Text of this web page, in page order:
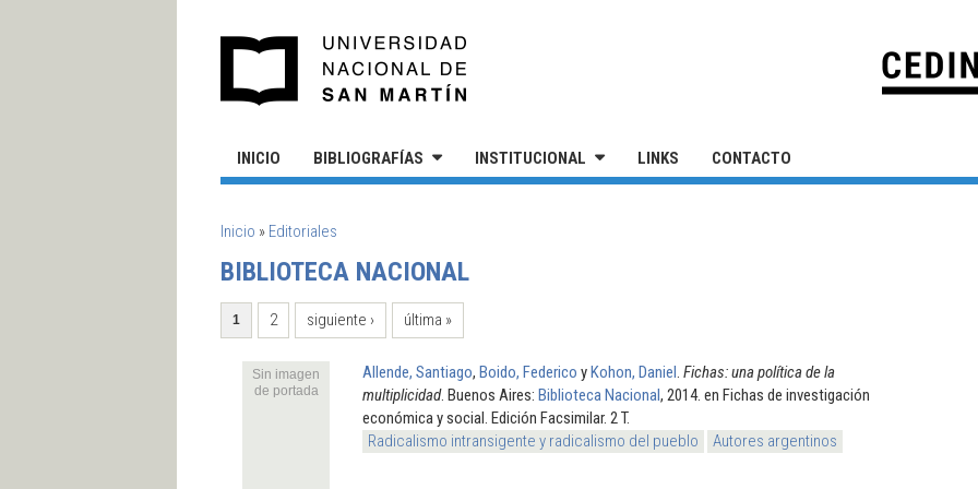
INICIO BIBLIOGRAFÍAS INSTITUCIONAL LINKS CONTACTO
SE ENCUENTRA USTED AQUÍ
Inicio » Editoriales
BIBLIOTECA NACIONAL
PÁGINAS
1 2 siguiente › última »
Sin imagen
de portada
Allende, Santiago, Boido, Federico yKohon, Daniel. Fichas: una política de la
multiplicidad. Buenos Aires: Biblioteca Nacional, 2014. en Fichas de investigación
económica y social. Edición Facsimilar. 2 T.
Radicalismo intransigente y radicalismo del pueblo
Autores argentinos